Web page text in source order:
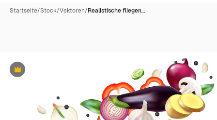
Startseite/Stock/Vektoren/Realistische fliegen…
Premium